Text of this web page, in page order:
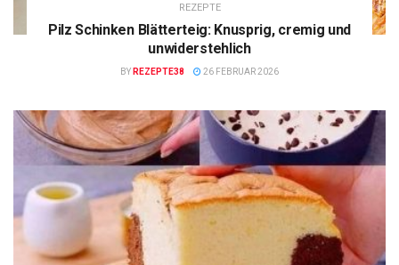
REZEPTE
Pilz Schinken Blätterteig: Knusprig, cremig und
unwiderstehlich
BY REZEPTE38 26 FEBRUAR 2026